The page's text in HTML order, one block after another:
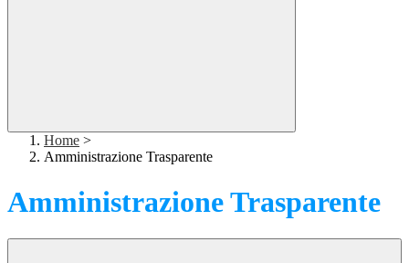
Home >
Amministrazione Trasparente
Amministrazione Trasparente